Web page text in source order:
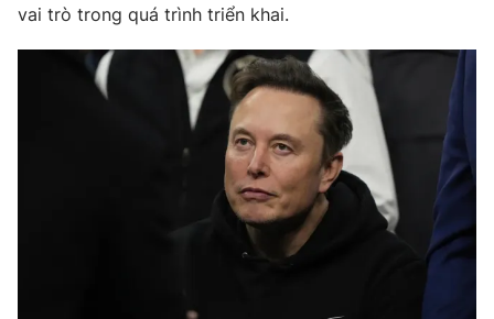
VTV4 Vươn mình bằng AI
VTV8
English
vai trò trong quá trình triển khai.